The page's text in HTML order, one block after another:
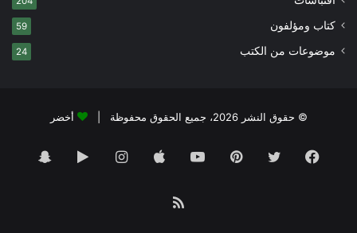
كتاب ومؤلفون 59
موضوعات من الكتب 24
© حقوق النشر 2026، جميع الحقوق محفوظة | أخضر
فيسبوك تويتر بينتيريستيوتيوب انستقرام‏Google
ملخص